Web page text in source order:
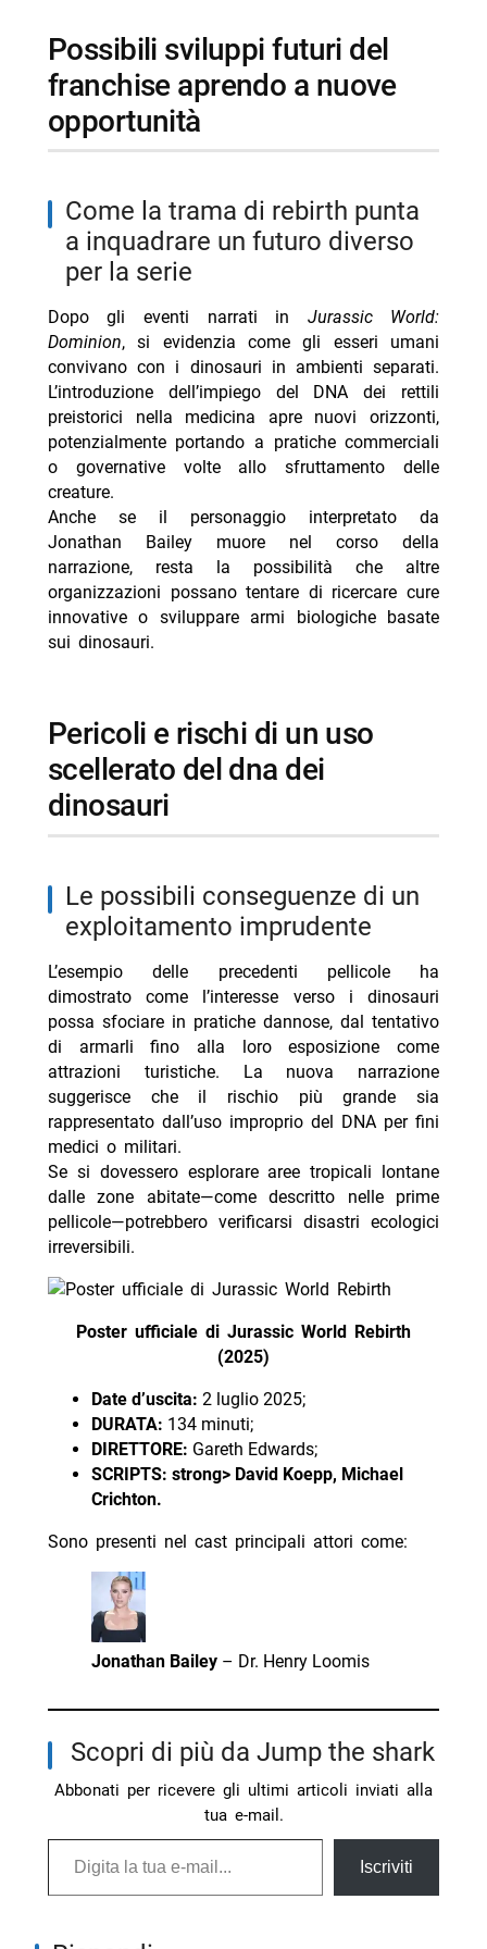
possibili sviluppi futuri del
franchise aprendo a nuove
opportunità
come la trama di rebirth punta
a inquadrare un futuro diverso
per la serie
Dopo gli eventi narrati in Jurassic World:
Dominion, si evidenzia come gli esseri umani
convivano con i dinosauri in ambienti separati.
L’introduzione dell’impiego del DNA dei rettili
preistorici nella medicina apre nuovi orizzonti,
potenzialmente portando a pratiche commerciali
o governative volte allo sfruttamento delle
creature.
Anche se il personaggio interpretato da
Jonathan Bailey muore nel corso della
narrazione, resta la possibilità che altre
organizzazioni possano tentare di ricercare cure
innovative o sviluppare armi biologiche basate
sui dinosauri.
pericoli e rischi di un uso
scellerato del dna dei
dinosauri
le possibili conseguenze di un
exploitamento imprudente
L’esempio delle precedenti pellicole ha
dimostrato come l’interesse verso i dinosauri
possa sfociare in pratiche dannose, dal tentativo
di armarli fino alla loro esposizione come
attrazioni turistiche. La nuova narrazione
suggerisce che il rischio più grande sia
rappresentato dall’uso improprio del DNA per fini
medici o militari.
Se si dovessero esplorare aree tropicali lontane
dalle zone abitate—come descritto nelle prime
pellicole—potrebbero verificarsi disastri ecologici
irreversibili.
Poster ufficiale di Jurassic World Rebirth
(2025)
Date d’uscita: 2 luglio 2025;
DURATA: 134 minuti;
DIRETTORE: Gareth Edwards;
SCRIPTS: strong> David Koepp, Michael
Crichton.
Sono presenti nel cast principali attori come:
Jonathan Bailey – Dr. Henry Loomis
Scopri di più da Jump the shark
Abbonati per ricevere gli ultimi articoli inviati alla
tua e-mail.
Digita la tua e-mail...
Iscriviti